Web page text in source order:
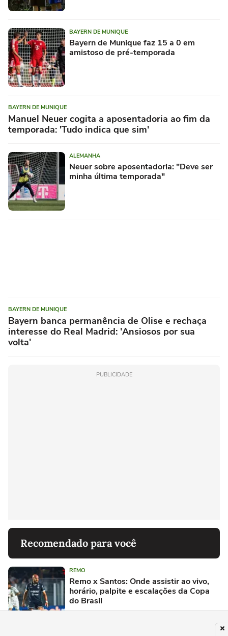
BAYERN DE MUNIQUE
Bayern de Munique faz 15 a 0 em
amistoso de pré-temporada
BAYERN DE MUNIQUE
Manuel Neuer cogita a aposentadoria ao fim da
temporada: 'Tudo indica que sim'
ALEMANHA
Neuer sobre aposentadoria: "Deve ser
minha última temporada"
BAYERN DE MUNIQUE
Bayern banca permanência de Olise e rechaça
interesse do Real Madrid: 'Ansiosos por sua
volta'
PUBLICIDADE
Recomendado para você
REMO
Remo x Santos: Onde assistir ao vivo,
horário, palpite e escalações da Copa
do Brasil